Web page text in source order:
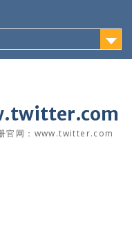
官网：www.twitter.com